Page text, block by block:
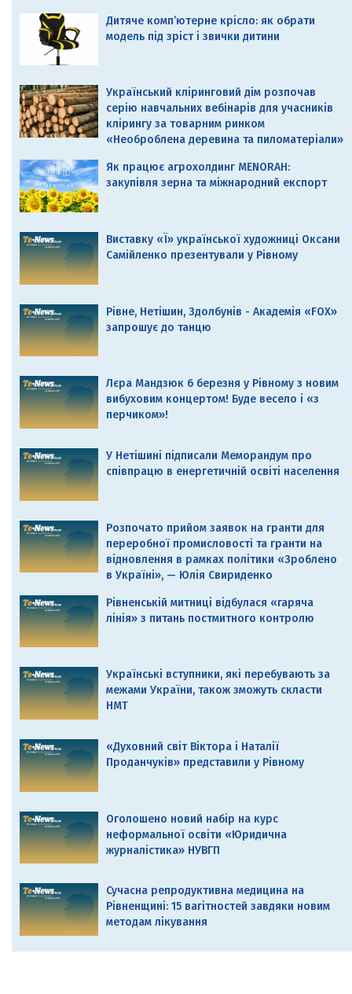
Дитяче комп’ютерне крісло: як обрати
модель під зріст і звички дитини
Український кліринговий дім розпочав
серію навчальних вебінарів для учасників
клірингу за товарним ринком
«Необроблена деревина та пиломатеріали»
Як працює агрохолдинг MENORAH:
закупівля зерна та міжнародний експорт
Виставку «Ї» української художниці Оксани
Самійленко презентували у Рівному
Рівне, Нетішин, Здолбунів - Академія «FOX»
запрошує до танцю
Лєра Мандзюк 6 березня у Рівному з новим
вибуховим концертом! Буде весело і «з
перчиком»!
У Нетішині підписали Меморандум про
співпрацю в енергетичній освіті населення
Розпочато прийом заявок на гранти для
переробної промисловості та гранти на
відновлення в рамках політики «Зроблено
в Україні», — Юлія Свириденко
Рівненській митниці відбулася «гаряча
лінія» з питань постмитного контролю
Українські вступники, які перебувають за
межами України, також зможуть скласти
НМТ
«Духовний світ Віктора і Наталії
Проданчуків» представили у Рівному
Оголошено новий набір на курс
неформальної освіти «Юридична
журналістика» НУВГП
Сучасна репродуктивна медицина на
Рівненщині: 15 вагітностей завдяки новим
методам лікування